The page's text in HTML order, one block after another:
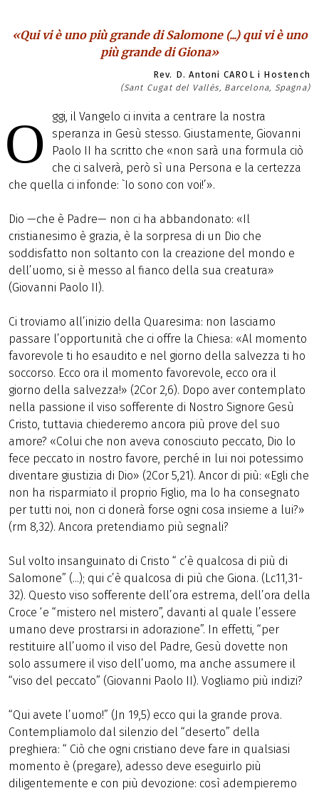
«Qui vi è uno più grande di Salomone (...) qui vi è uno
più grande di Giona»
Rev. D. Antoni CAROL i Hostench
(Sant Cugat del Vallès, Barcelona, Spagna)
O
ggi, il Vangelo ci invita a centrare la nostra
speranza in Gesù stesso. Giustamente, Giovanni
Paolo II ha scritto che «non sarà una formula ciò
che ci salverà, però sì una Persona e la certezza
che quella ci infonde: `Io sono con voi!’».
Dio —che è Padre— non ci ha abbandonato: «Il
cristianesimo è grazia, è la sorpresa di un Dio che
soddisfatto non soltanto con la creazione del mondo e
dell’uomo, si è messo al fianco della sua creatura»
(Giovanni Paolo II).
Ci troviamo all’inizio della Quaresima: non lasciamo
passare l’opportunità che ci offre la Chiesa: «Al momento
favorevole ti ho esaudito e nel giorno della salvezza ti ho
soccorso. Ecco ora il momento favorevole, ecco ora il
giorno della salvezza!» (2Cor 2,6). Dopo aver contemplato
nella passione il viso sofferente di Nostro Signore Gesù
Cristo, tuttavia chiederemo ancora più prove del suo
amore? «Colui che non aveva conosciuto peccato, Dio lo
fece peccato in nostro favore, perché in lui noi potessimo
diventare giustizia di Dio» (2Cor 5,21). Ancor di più: «Egli che
non ha risparmiato il proprio Figlio, ma lo ha consegnato
per tutti noi, non ci donerà forse ogni cosa insieme a lui?»
(rm 8,32). Ancora pretendiamo più segnali?
Sul volto insanguinato di Cristo “ c’è qualcosa di più di
Salomone” (...); qui c’è qualcosa di più che Giona. (Lc11,31-
32). Questo viso sofferente dell’ora estrema, dell’ora della
Croce ‘e “mistero nel mistero”, davanti al quale l’essere
umano deve prostrarsi in adorazione”. In effetti, “per
restituire all’uomo il viso del Padre, Gesù dovette non
solo assumere il viso dell’uomo, ma anche assumere il
“viso del peccato” (Giovanni Paolo II). Vogliamo più indizi?
“Qui avete l’uomo!” (Jn 19,5) ecco qui la grande prova.
Contempliamolo dal silenzio del “deserto” della
preghiera: “ Ciò che ogni cristiano deve fare in qualsiasi
momento è (pregare), adesso deve eseguirlo più
diligentemente e con più devozione: così adempieremo